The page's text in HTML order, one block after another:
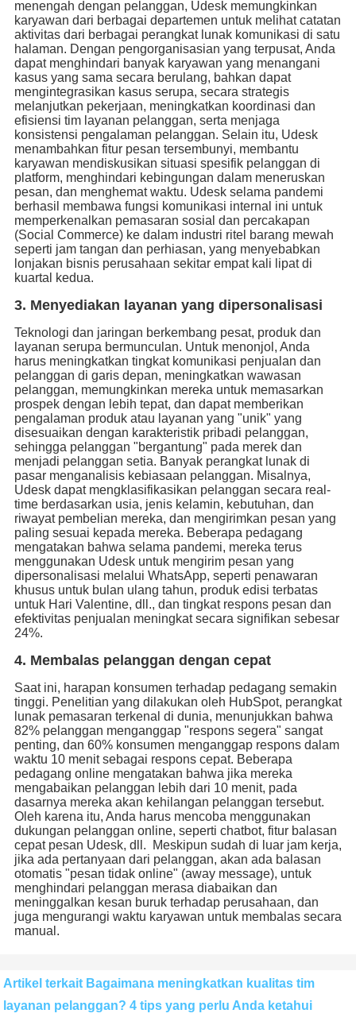
menengah dengan pelanggan, Udesk memungkinkan
karyawan dari berbagai departemen untuk melihat catatan
aktivitas dari berbagai perangkat lunak komunikasi di satu
halaman. Dengan pengorganisasian yang terpusat, Anda
dapat menghindari banyak karyawan yang menangani
kasus yang sama secara berulang, bahkan dapat
mengintegrasikan kasus serupa, secara strategis
melanjutkan pekerjaan, meningkatkan koordinasi dan
efisiensi tim layanan pelanggan, serta menjaga
konsistensi pengalaman pelanggan. Selain itu, Udesk
menambahkan fitur pesan tersembunyi, membantu
karyawan mendiskusikan situasi spesifik pelanggan di
platform, menghindari kebingungan dalam meneruskan
pesan, dan menghemat waktu. Udesk selama pandemi
berhasil membawa fungsi komunikasi internal ini untuk
memperkenalkan pemasaran sosial dan percakapan
(Social Commerce) ke dalam industri ritel barang mewah
seperti jam tangan dan perhiasan, yang menyebabkan
lonjakan bisnis perusahaan sekitar empat kali lipat di
kuartal kedua.
3. Menyediakan layanan yang dipersonalisasi
Teknologi dan jaringan berkembang pesat, produk dan
layanan serupa bermunculan. Untuk menonjol, Anda
harus meningkatkan tingkat komunikasi penjualan dan
pelanggan di garis depan, meningkatkan wawasan
pelanggan, memungkinkan mereka untuk memasarkan
prospek dengan lebih tepat, dan dapat memberikan
pengalaman produk atau layanan yang "unik" yang
disesuaikan dengan karakteristik pribadi pelanggan,
sehingga pelanggan "bergantung" pada merek dan
menjadi pelanggan setia. Banyak perangkat lunak di
pasar menganalisis kebiasaan pelanggan. Misalnya,
Udesk dapat mengklasifikasikan pelanggan secara real-
time berdasarkan usia, jenis kelamin, kebutuhan, dan
riwayat pembelian mereka, dan mengirimkan pesan yang
paling sesuai kepada mereka. Beberapa pedagang
mengatakan bahwa selama pandemi, mereka terus
menggunakan Udesk untuk mengirim pesan yang
dipersonalisasi melalui WhatsApp, seperti penawaran
khusus untuk bulan ulang tahun, produk edisi terbatas
untuk Hari Valentine, dll., dan tingkat respons pesan dan
efektivitas penjualan meningkat secara signifikan sebesar
24%.
4. Membalas pelanggan dengan cepat
Saat ini, harapan konsumen terhadap pedagang semakin
tinggi. Penelitian yang dilakukan oleh HubSpot, perangkat
lunak pemasaran terkenal di dunia, menunjukkan bahwa
82% pelanggan menganggap "respons segera" sangat
penting, dan 60% konsumen menganggap respons dalam
waktu 10 menit sebagai respons cepat. Beberapa
pedagang online mengatakan bahwa jika mereka
mengabaikan pelanggan lebih dari 10 menit, pada
dasarnya mereka akan kehilangan pelanggan tersebut.
Oleh karena itu, Anda harus mencoba menggunakan
dukungan pelanggan online, seperti chatbot, fitur balasan
cepat pesan Udesk, dll. Meskipun sudah di luar jam kerja,
jika ada pertanyaan dari pelanggan, akan ada balasan
otomatis "pesan tidak online" (away message), untuk
menghindari pelanggan merasa diabaikan dan
meninggalkan kesan buruk terhadap perusahaan, dan
juga mengurangi waktu karyawan untuk membalas secara
manual.
Artikel terkait Bagaimana meningkatkan kualitas tim
layanan pelanggan? 4 tips yang perlu Anda ketahui